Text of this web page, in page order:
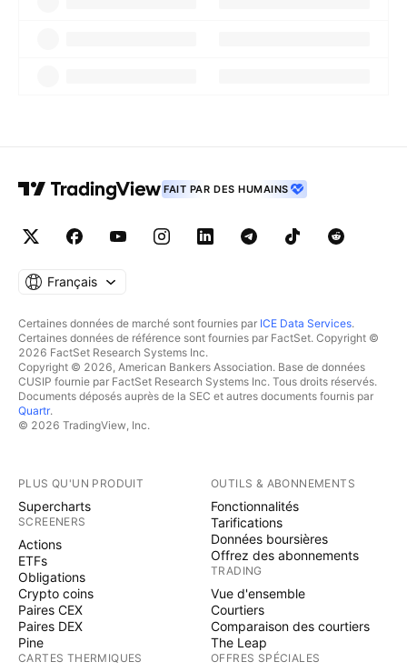
FAIT PAR DES HUMAINS
Français
Certaines données de marché sont fournies par ICE Data Services.
Certaines données de référence sont fournies par FactSet. Copyright ©
2026 FactSet Research Systems Inc.
Copyright © 2026, American Bankers Association. Base de données
CUSIP fournie par FactSet Research Systems Inc. Tous droits réservés.
Documents déposés auprès de la SEC et autres documents fournis par
Quartr.
© 2026 TradingView, Inc.
PLUS QU'UN PRODUIT
Supercharts
SCREENERS
Actions
ETFs
Obligations
Crypto coins
Paires CEX
Paires DEX
Pine
CARTES THERMIQUES
OUTILS & ABONNEMENTS
Fonctionnalités
Tarifications
Données boursières
Offrez des abonnements
TRADING
Vue d'ensemble
Courtiers
Comparaison des courtiers
The Leap
OFFRES SPÉCIALES